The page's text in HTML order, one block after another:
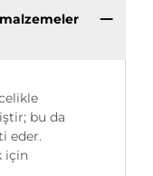
bu da
eder.
için